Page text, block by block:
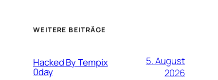
WEITERE BEITRÄGE
Hacked By Tempix
0day
5. August
2026